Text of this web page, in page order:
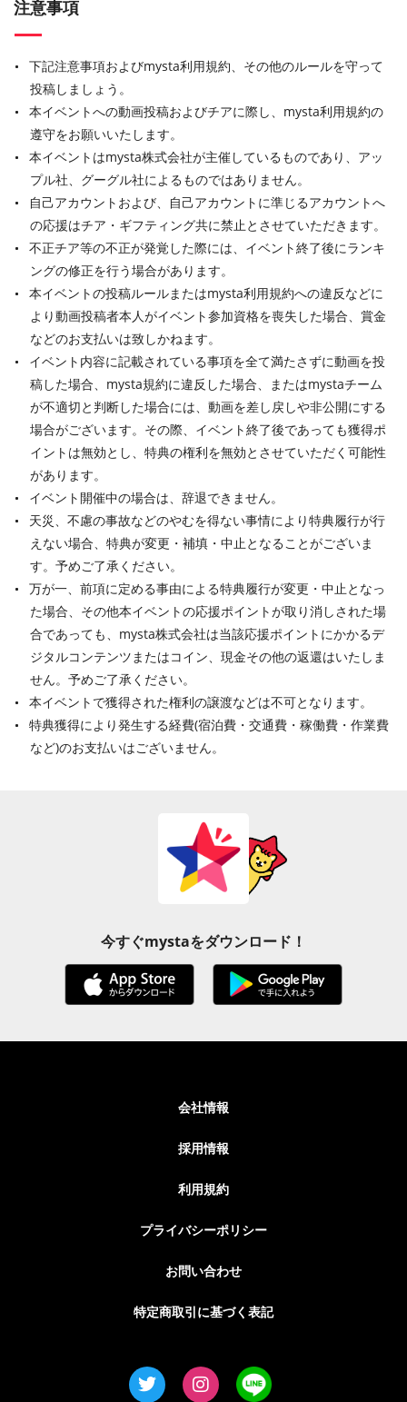
注意事項
下記注意事項およびmysta利用規約、その他のルールを守って
投稿しましょう。
本イベントへの動画投稿およびチアに際し、mysta利用規約の
遵守をお願いいたします。
本イベントはmysta株式会社が主催しているものであり、アッ
プル社、グーグル社によるものではありません。
自己アカウントおよび、自己アカウントに準じるアカウントへ
の応援はチア・ギフティング共に禁止とさせていただきます。
不正チア等の不正が発覚した際には、イベント終了後にランキ
ングの修正を行う場合があります。
本イベントの投稿ルールまたはmysta利用規約への違反などに
より動画投稿者本人がイベント参加資格を喪失した場合、賞金
などのお支払いは致しかねます。
イベント内容に記載されている事項を全て満たさずに動画を投
稿した場合、mysta規約に違反した場合、またはmystaチーム
が不適切と判断した場合には、動画を差し戻しや非公開にする
場合がございます。その際、イベント終了後であっても獲得ポ
イントは無効とし、特典の権利を無効とさせていただく可能性
があります。
イベント開催中の場合は、辞退できません。
天災、不慮の事故などのやむを得ない事情により特典履行が行
えない場合、特典が変更・補填・中止となることがございま
す。予めご了承ください。
万が一、前項に定める事由による特典履行が変更・中止となっ
た場合、その他本イベントの応援ポイントが取り消しされた場
合であっても、mysta株式会社は当該応援ポイントにかかるデ
ジタルコンテンツまたはコイン、現金その他の返還はいたしま
せん。予めご了承ください。
本イベントで獲得された権利の譲渡などは不可となります。
特典獲得により発生する経費(宿泊費・交通費・稼働費・作業費
など)のお支払いはございません。
今すぐmystaをダウンロード！
会社情報
採用情報
利用規約
プライバシーポリシー
お問い合わせ
特定商取引に基づく表記